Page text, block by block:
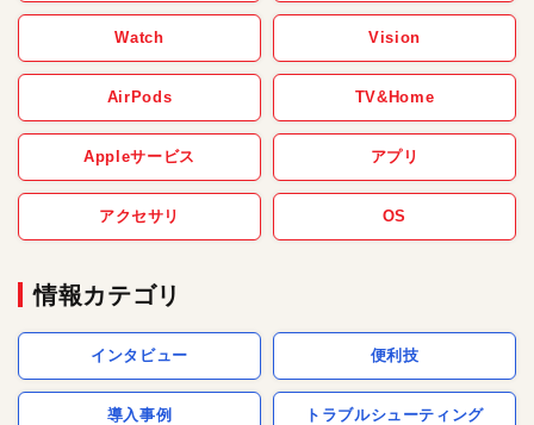
Watch Vision
AirPods TV&Home
Appleサービス アプリ
アクセサリ OS
情報カテゴリ
インタビュー 便利技
導入事例 トラブルシューティング